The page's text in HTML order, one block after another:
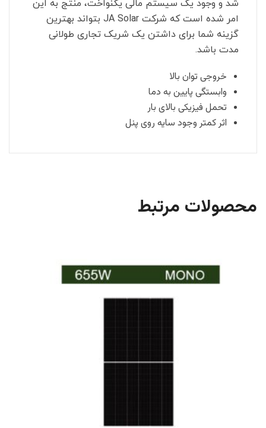
شد و وجود یک سیستم مالی یکنواخت، منتج به این
امر شده است که شرکت JA Solar بتواند بهترین
گزینه شما برای داشتن یک شریک تجاری طولانی
مدت باشد.
خروجی توان بالا
وابستگی پایین به دما
تحمل فیزیکی بالای بار
اثر کمتر وجود سایه روی پنل
محصولات مرتبط